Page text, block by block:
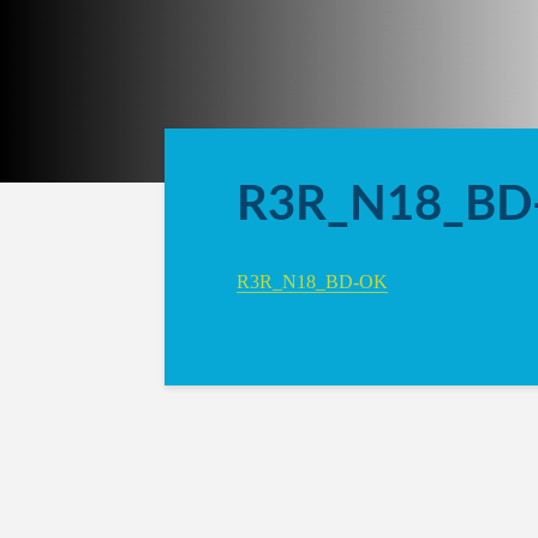
R3R_N18_BD-OK